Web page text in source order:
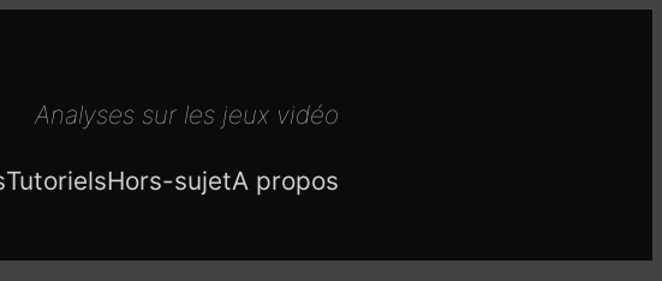
Analyses sur les jeux vidéo
TutorielsHors-sujetA propos